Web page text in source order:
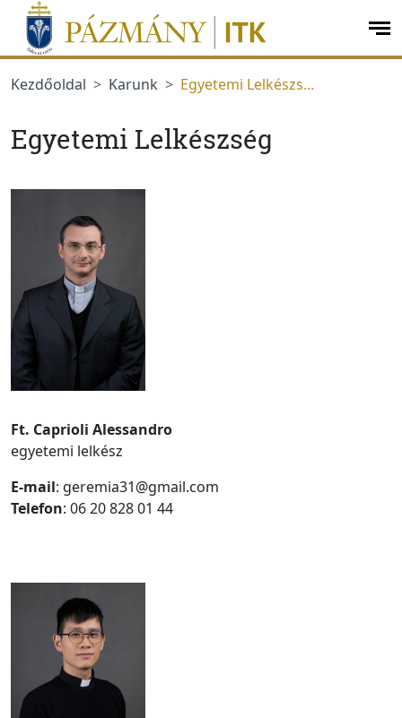
Ugrás a menüre
Ugrás a tartalomra
Kezdőoldal
Karunk Egyetemi Lelkészs...
Egyetemi Lelkészség
Ft. Caprioli Alessandro
egyetemi lelkész
E-mail: geremia31@gmail.com
Telefon: 06 20 828 01 44